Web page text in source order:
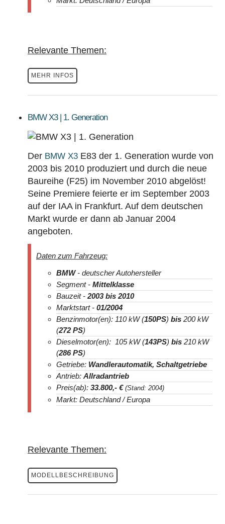
Relevante Themen:
MEHR INFOS
BMW X3 | 1. Generation
Der BMW X3 E83 der 1. Generation wurde von
2003 bis 2010 produziert und durch die neue
Baureihe (F25) im November 2010 abgelöst!
Seine Premiere feierte er im September 2003
auf der IAA in Frankfurt. Auf dem deutschen
Markt wurde er dann ab Januar 2004
angeboten.
Daten zum Fahrzeug:
BMW- deutscher Autohersteller
Segment - Mittelklasse
Bauzeit - 2003 bis 2010
Marktstart - 01/2004
Benzinmotor(en): 110 kW (150PS) bis 200 kW
(272PS)
Dieselmotor(en): 105 kW (143PS) bis 210 kW
(286PS)
Getriebe: Wandlerautomatik, Schaltgetriebe
Antrieb: Allradantrieb
Preis(ab): 33.800,- € (Stand: 2004)
Markt: Deutschland / Europa
Relevante Themen:
MODELLBESCHREIBUNG